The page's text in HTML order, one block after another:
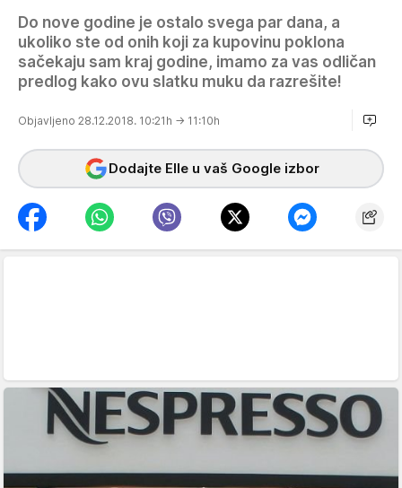
Do nove godine je ostalo svega par dana, a
ukoliko ste od onih koji za kupovinu poklona
sačekaju sam kraj godine, imamo za vas odličan
predlog kako ovu slatku muku da razrešite!
Objavljeno 28.12.2018. 10:21h → 11:10h
Dodajte Elle u vaš Google izbor